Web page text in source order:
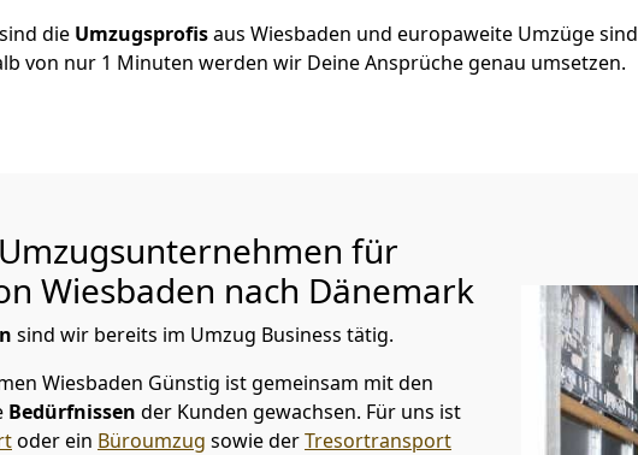
die Umzugsprofisaus Wiesbaden und europaweite Umzüge sind
von nur 1 Minuten werden wir Deine Ansprüche genau umsetzen.
für
Wiesbaden nach Dänemark
sind wir bereits im Umzug Business tätig.
Wiesbaden Günstig ist gemeinsam mit den
Bedürfnissen der Kunden gewachsen. Für uns ist
oder ein Büroumzug sowie derTresortransport